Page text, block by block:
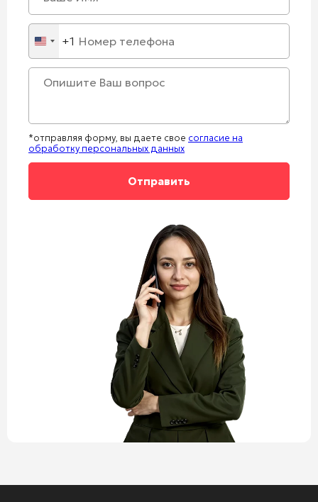
United
States
+1
+1
*отправляя форму, вы даете свое согласие на
обработку персональных данных